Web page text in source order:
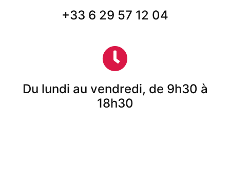
+33 6 29 57 12 04
Du lundi au vendredi, de 9h30 à
18h30